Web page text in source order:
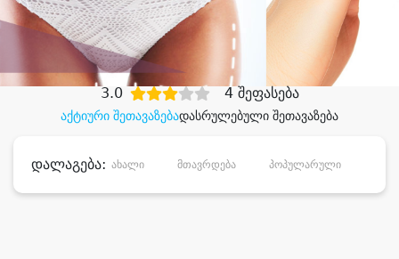
შეიძინესასურველი მომსახურება
დიდი დანაზოგით
აქტიური შეთავაზებადასრულებული შეთავაზება
3.0 4 შეფასება
დალაგება: ახალი მთავრდება პოპულარული